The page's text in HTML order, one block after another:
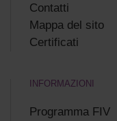
Сontatti
Mappa del sito
Certificati
INFORMAZIONI
Programma FIV